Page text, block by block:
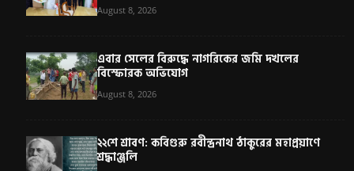
August 8, 2026
এবার সেলের বিরুদ্ধে নাগরিকের জমি দখলের
বিস্ফোরক অভিযোগ
August 8, 2026
২২শে শ্রাবণ: কবিগুরু রবীন্দ্রনাথ ঠাকুরের মহাপ্রয়াণে
শ্রদ্ধাঞ্জলি